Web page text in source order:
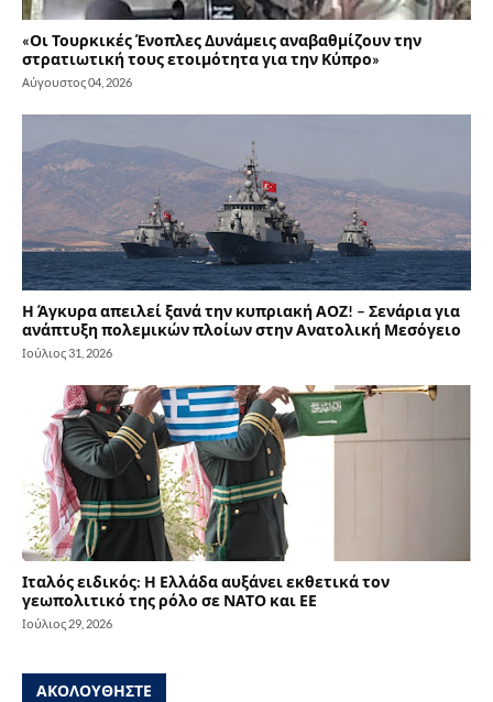
«Οι Τουρκικές Ένοπλες Δυνάμεις αναβαθμίζουν την
στρατιωτική τους ετοιμότητα για την Κύπρο»
Αύγουστος 04, 2026
Η Άγκυρα απειλεί ξανά την κυπριακή ΑΟΖ! – Σενάρια για
ανάπτυξη πολεμικών πλοίων στην Ανατολική Μεσόγειο
Ιούλιος 31, 2026
Ιταλός ειδικός: Η Ελλάδα αυξάνει εκθετικά τον
γεωπολιτικό της ρόλο σε ΝΑΤΟ και ΕΕ
Ιούλιος 29, 2026
ΑΚΟΛΟΥΘΗΣΤΕ